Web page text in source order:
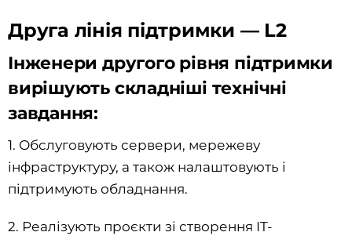
Друга лінія підтримки — L2
Інженери другого рівня підтримки
вирішують складніші технічні
завдання:
1. Обслуговують сервери, мережеву
інфраструктуру, а також налаштовують і
підтримують обладнання.
2. Реалізують проєкти зі створення IT-